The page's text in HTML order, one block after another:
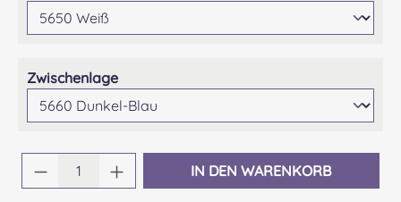
Zwischenlageauswählen
Produkt Anzahl: Gib den gewünschten
IN DEN WARENKORB